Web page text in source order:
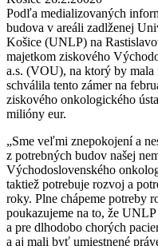
Podľa medializovaných
budova v areáli zadlženej
Košice (UNLP) na
majetkom ziskového
a.s. (VOU), na ktorý by
schválila tento zámer na
ziskového onkologického
milióny eur.
„Sme veľmi znepokojení a
z potrebných budov našej
Východoslovenského
taktiež potrebuje rozvoj a
roky. Plne chápeme potreby
poukazujeme na to, že
a pre dlhodobo chorých
a aj mali byť umiestnené